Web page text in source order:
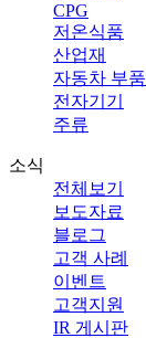
CPG
저온식품
산업재
자동차 부품
전자기기
주류
소식
전체보기
보도자료
블로그
고객 사례
이벤트
고객지원
IR 게시판